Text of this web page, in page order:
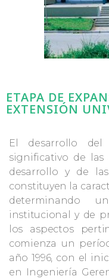
ETAPA DE
EXTENSIÓN
El desarrollo
significativo de las
desarrollo y de
constituyen la
determinando
institucional y de
los aspectos
comienza un
año 1996, con el
en Ingeniería